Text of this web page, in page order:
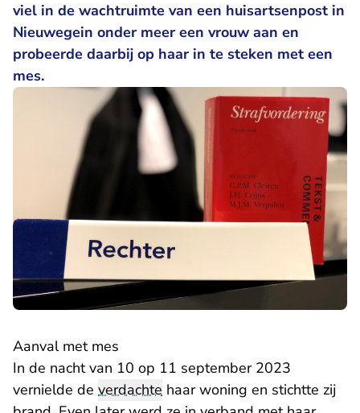
viel in de wachtruimte van een huisartsenpost in
Nieuwegein onder meer een vrouw aan en
probeerde daarbij op haar in te steken met een
mes.
Aanval met mes
In de nacht van 10 op 11 september 2023
vernielde de verdachte haar woning en stichtte zij